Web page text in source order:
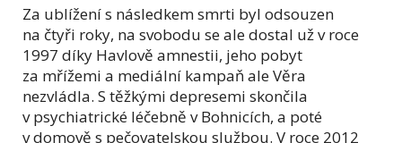
Za ublížení s následkem smrti byl odsouzen
na čtyři roky, na svobodu se ale dostal už v roce
1997 díky Havlově amnestii, jeho pobyt
za mřížemi a mediální kampaň ale Věra
nezvládla. S těžkými depresemi skončila
v psychiatrické léčebně v Bohnicích, a poté
v domově s pečovatelskou službou. V roce 2012